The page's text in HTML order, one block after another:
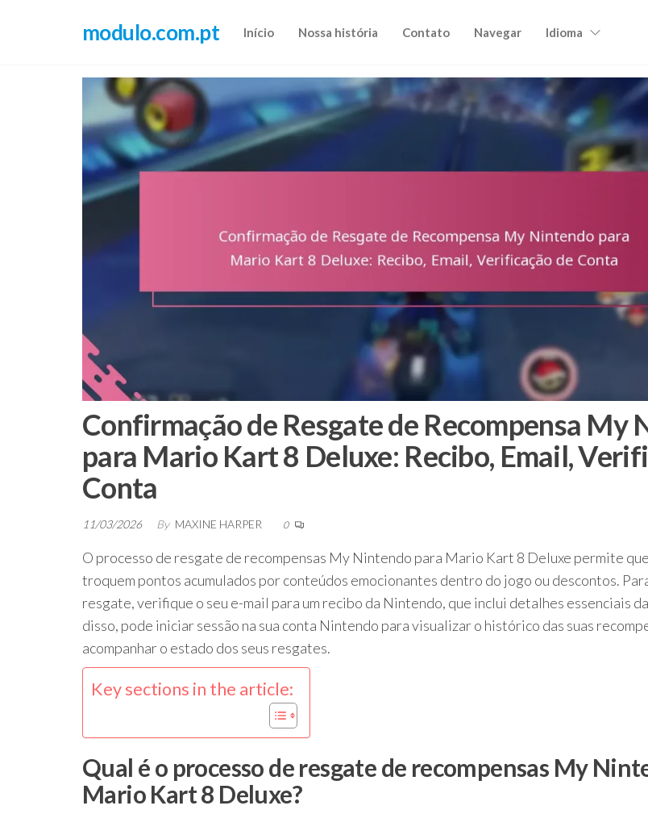
modulo.com.pt Início Nossa história Contato Navegar Idioma
Confirmação de Resgate de Recompensa My
para Mario Kart 8 Deluxe: Recibo, Email,
Conta
11/03/2026 By MAXINE HARPER 0
O processo de resgate de recompensas My Nintendo para Mario Kart 8 Deluxe permite
troquem pontos acumulados por conteúdos emocionantes dentro do jogo ou descontos.
resgate, verifique o seu e-mail para um recibo da Nintendo, que inclui detalhes essenciais
disso, pode iniciar sessão na sua conta Nintendo para visualizar o histórico das suas
acompanhar o estado dos seus resgates.
Key sections in the article:
Qual é o processo de resgate de recompensas My
Mario Kart 8 Deluxe?